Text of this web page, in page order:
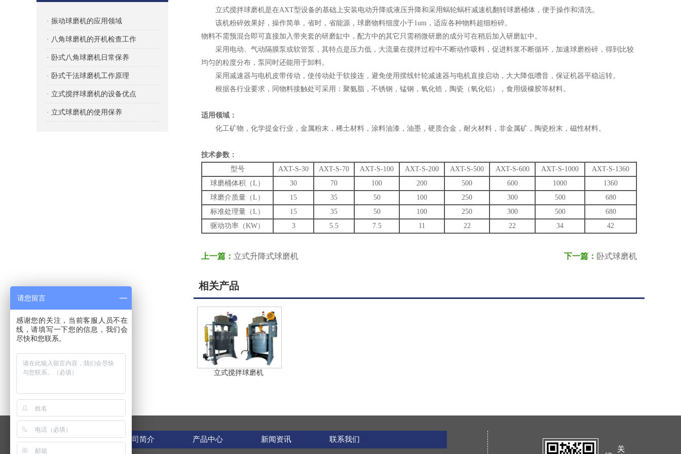
· 振动球磨机的应用领域
· 八角球磨机的开机检查工作
· 卧式八角球磨机日常保养
· 卧式干法球磨机工作原理
· 立式搅拌球磨机的设备优点
· 立式球磨机的使用保养
立式搅拌球磨机是在AXT型设备的基础上安装电动升降或液压升降和采用蜗轮蜗杆减速机翻转球磨桶体，便于操作和清洗。
该机粉碎效果好，操作简单，省时，省能源，球磨物料细度小于1um，适应各种物料超细粉碎。
物料不需预混合即可直接加入带夹套的研磨缸中，配方中的其它只需稍微研磨的成分可在稍后加入研磨缸中。
采用电动、气动隔膜泵或软管泵，其特点是压力低，大流量在搅拌过程中不断动作吸料，促进料浆不断循环，加速球磨粉碎，得到比较
均匀的粒度分布，泵同时还能用于卸料。
采用减速器与电机皮带传动，使传动处于软接连，避免使用摆线针轮减速器与电机直接启动，大大降低嘈音，保证机器平稳运转。
根据各行业要求，同物料接触处可采用：聚氨脂，不锈钢，锰钢，氧化锆，陶瓷（氧化铝），食用级橡胶等材料。
适用领域：
化工矿物，化学提金行业，金属粉末，稀土材料，涂料油漆，油墨，硬质合金，耐火材料，非金属矿，陶瓷粉末，磁性材料。
技术参数：
型号
AXT-S-30 AXT-S-70 AXT-S-100 AXT-S-200 AXT-S-500 AXT-S-600 AXT-S-1000
AXT-S-1360
球磨桶体积（L）
30 70 100 200 500 600 1000
1360
球磨介质量（L）
15 35 50 100 250 300 500
680
标准处理量（L）
15 35 50 100 250 300 500
680
驱动功率（KW）
3 5.5 7.5 11 22 22 34 42
上一篇： 立式升降式球磨机 下一篇： 卧式球磨机
相关产品
立式搅拌球磨机
网站首页 公司简介 产品中心 新闻资讯 联系我们
请您留言
感谢您的关注，当前客服人员不在
线，请填写一下您的信息，我们会
尽快和您联系。